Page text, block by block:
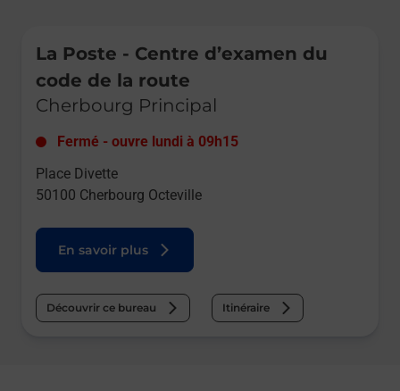
La Poste - Centre d’examen du
code de la route
Cherbourg Principal
Fermé - ouvre lundi à 09h15
Place Divette
50100 Cherbourg Octeville
En savoir plus
Découvrir ce bureau Itinéraire